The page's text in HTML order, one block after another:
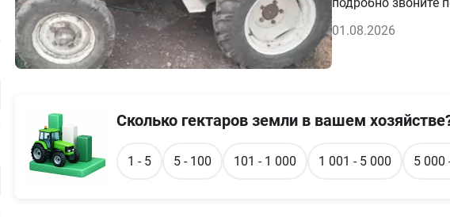
01.08.2026
Сколько гектаров земли в вашем
1 - 5 5 - 100 101 - 1 000 1 001 - 5 000 5 000